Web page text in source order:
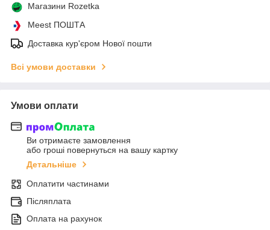
Магазини Rozetka
Meest ПОШТА
Доставка кур'єром Нової пошти
Всі умови доставки
Умови оплати
Ви отримаєте замовлення
або гроші повернуться на вашу картку
Детальніше
Оплатити частинами
Післяплата
Оплата на рахунок